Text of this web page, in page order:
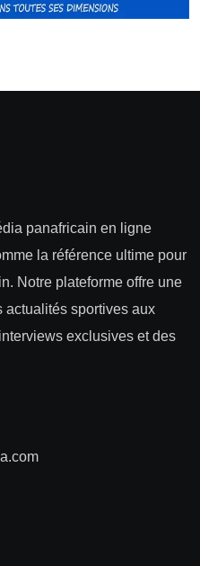
panafricain en ligne
la référence ultime pour
Notre plateforme offre une
actualités sportives aux
exclusives et des